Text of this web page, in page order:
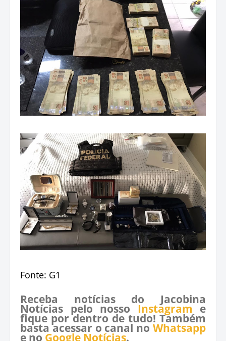
Fonte: G1
Receba notícias do Jacobina
Notícias pelo nosso Instagram e
fique por dentro de tudo! Também
basta acessar o canal no Whatsapp
e no Google Notícias.